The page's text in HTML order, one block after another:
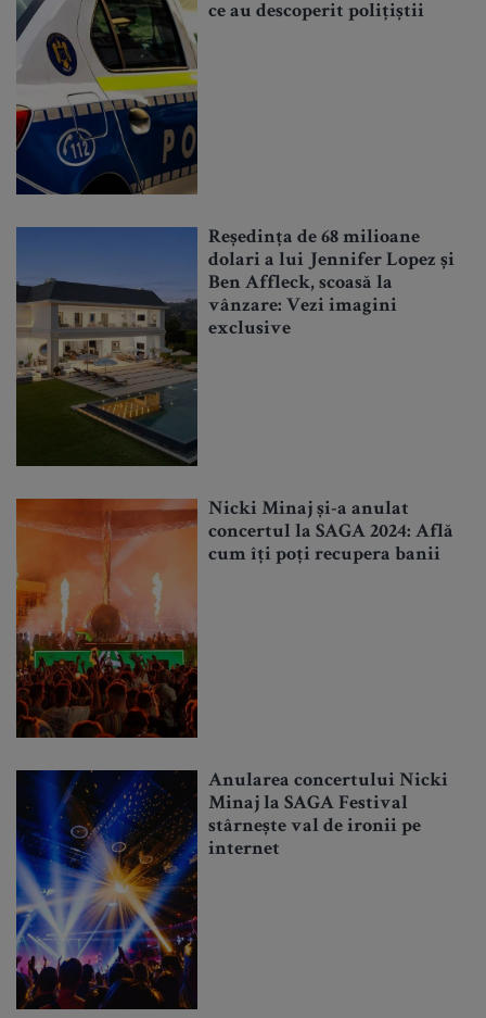
ce au descoperit polițiștii
Reședința de 68 milioane
dolari a lui Jennifer Lopez și
Ben Affleck, scoasă la
vânzare: Vezi imagini
exclusive
Nicki Minaj și-a anulat
concertul la SAGA 2024: Află
cum îți poți recupera banii
Anularea concertului Nicki
Minaj la SAGA Festival
stârnește val de ironii pe
internet